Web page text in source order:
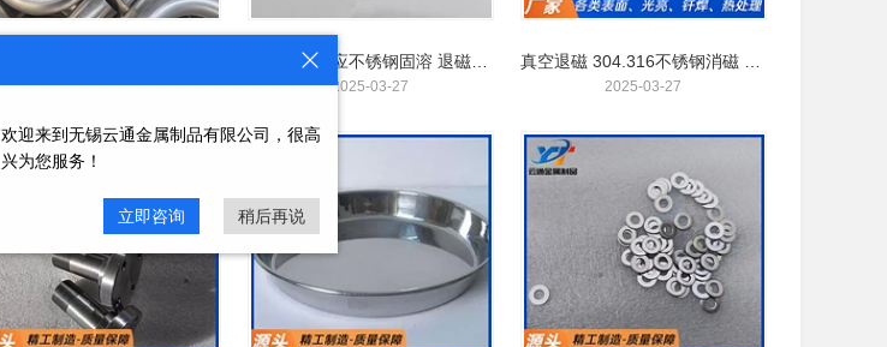
2025-03-27 2025-03-27 2025-03-27
欢迎来到无锡云通金属制品有限公司，很高
兴为您服务！
立即咨询 稍后再说